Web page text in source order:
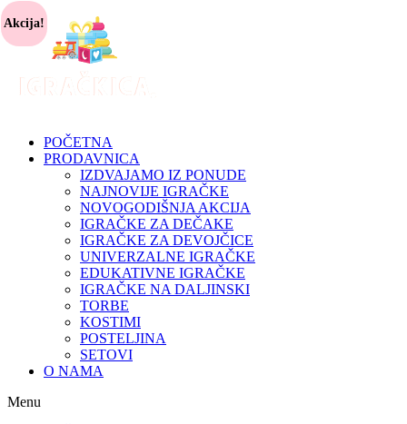
POČETNA
PRODAVNICA
IZDVAJAMO IZ PONUDE
NAJNOVIJE IGRAČKE
NOVOGODIŠNJA AKCIJA
IGRAČKE ZA DEČAKE
IGRAČKE ZA DEVOJČICE
UNIVERZALNE IGRAČKE
EDUKATIVNE IGRAČKE
IGRAČKE NA DALJINSKI
TORBE
KOSTIMI
POSTELJINA
SETOVI
O NAMA
Menu
Akcija!